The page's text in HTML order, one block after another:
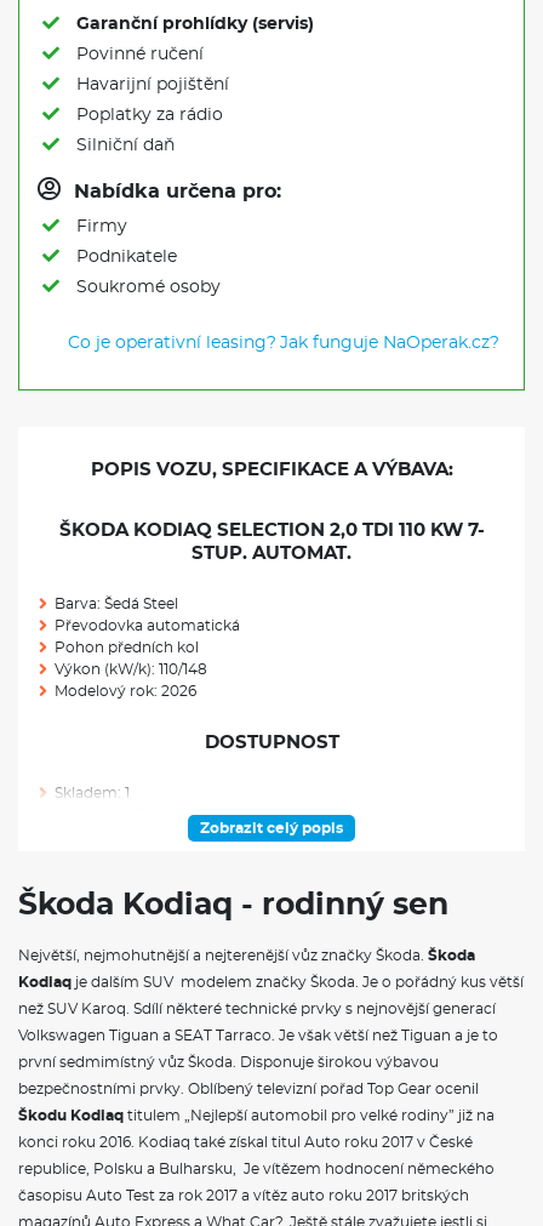
Garanční prohlídky (servis)
Povinné ručení
Havarijní pojištění
Poplatky za rádio
Silniční daň
Nabídka určena pro:
Firmy
Podnikatele
Soukromé osoby
Co je operativní leasing? Jak funguje NaOperak.cz?
POPIS VOZU, SPECIFIKACE A VÝBAVA:
ŠKODA KODIAQ SELECTION 2,0 TDI 110 KW 7-
STUP. AUTOMAT.
Barva: Šedá Steel
Převodovka automatická
Pohon předních kol
Výkon (kW/k): 110/148
Modelový rok: 2026
DOSTUPNOST
Skladem: 1
S multifunkční kamerou
jízdu v koloně a nouzový asistent
Prediktivní ochrana cestujících
Prediktivní tempomat
Elektricky nastavitelné sedadlo řidiče s pamětí, nastavením
hloubky sedáku a funkcí komfortního nastupování
Elektrické otevírání víka zavazadlového prostoru
KESSY - bezklíčové zamykání a startování
Elektricky nastavitelná bederní opěrka řidiče
Komfort paket
Rezervní kolo (ocelové, neplnohodnotné)
Sada nářadí a zvedák vozu
Zobrazit celý popis
Škoda Kodiaq - rodinný sen
Největší, nejmohutnější a nejterenější vůz značky Škoda. Škoda
Kodiaq je dalším SUV modelem značky Škoda. Je o pořádný kus větší
než SUV Karoq. Sdílí některé technické prvky s nejnovější generací
Volkswagen Tiguan a SEAT Tarraco. Je však větší než Tiguan a je to
první sedmimístný vůz Škoda. Disponuje širokou výbavou
bezpečnostními prvky. Oblíbený televizní pořad Top Gear ocenil
Škodu Kodiaq titulem „Nejlepší automobil pro velké rodiny” již na
konci roku 2016. Kodiaq také získal titul Auto roku 2017 v České
republice, Polsku a Bulharsku, Je vítězem hodnocení německého
časopisu Auto Test za rok 2017 a vítěz auto roku 2017 britských
magazínů Auto Express a What Car?. Ještě stále zvažujete jestli si